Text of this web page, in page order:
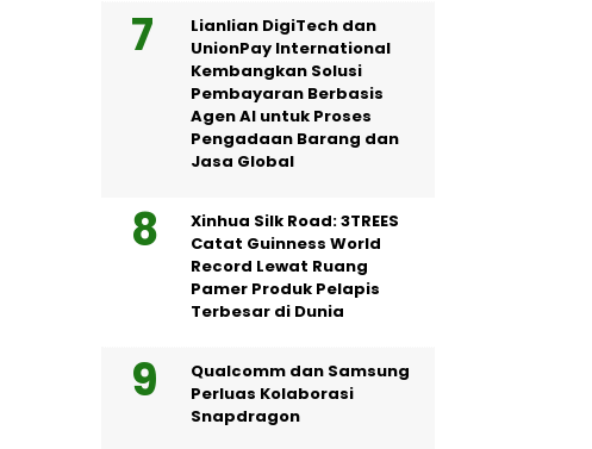
Lianlian DigiTech dan
UnionPay International
Kembangkan Solusi
Pembayaran Berbasis
Agen AI untuk Proses
Pengadaan Barang dan
Jasa Global
Xinhua Silk Road: 3TREES
Catat Guinness World
Record Lewat Ruang
Pamer Produk Pelapis
Terbesar di Dunia
Qualcomm dan Samsung
Perluas Kolaborasi
Snapdragon